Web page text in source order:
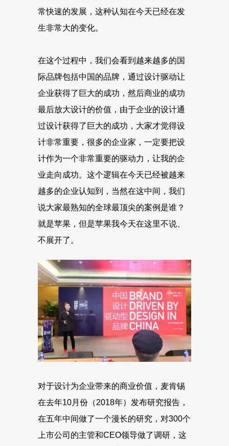
常快速的发展，这种认知在今天已经在发
生非常大的变化。
在这个过程中，我们会看到越来越多的国
际品牌包括中国的品牌，通过设计驱动让
企业获得了巨大的成功，然后商业的成功
最后放大设计的价值，由于企业的设计通
过设计获得了巨大的成功，大家才觉得设
计非常重要，很多的企业家，一定要把设
计作为一个非常重要的驱动力，让我的企
业走向成功。这个逻辑在今天已经被越来
越多的企业认知到，当然在这中间，我们
说大家最熟知的全球最顶尖的案例是谁？
就是苹果，但是苹果我今天在这里不说、
不展开了。
对于设计为企业带来的商业价值，麦肯锡
在去年10月份（2018年）发布研究报告，
在五年中间做了一个漫长的研究，对300个
上市公司的主管和CEO领导做了调研，这